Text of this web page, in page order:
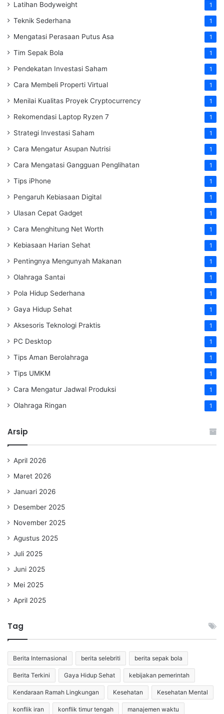
Latihan Bodyweight 1
Teknik Sederhana 1
Mengatasi Perasaan Putus Asa 1
Tim Sepak Bola 1
Pendekatan Investasi Saham 1
Cara Membeli Properti Virtual 1
Menilai Kualitas Proyek Cryptocurrency 1
Rekomendasi Laptop Ryzen 7 1
Strategi Investasi Saham 1
Cara Mengatur Asupan Nutrisi 1
Cara Mengatasi Gangguan Penglihatan 1
Tips iPhone 1
Pengaruh Kebiasaan Digital 1
Ulasan Cepat Gadget 1
Cara Menghitung Net Worth 1
Kebiasaan Harian Sehat 1
Pentingnya Mengunyah Makanan 1
Olahraga Santai 1
Pola Hidup Sederhana 1
Gaya Hidup Sehat 1
Aksesoris Teknologi Praktis 1
PC Desktop 1
Tips Aman Berolahraga 1
Tips UMKM 1
Cara Mengatur Jadwal Produksi 1
Olahraga Ringan 1
Arsip
April 2026
Maret 2026
Januari 2026
Desember 2025
November 2025
Agustus 2025
Juli 2025
Juni 2025
Mei 2025
April 2025
Tag
Berita Internasional berita selebriti berita sepak bola
Berita Terkini Gaya Hidup Sehat kebijakan pemerintah
Kendaraan Ramah Lingkungan Kesehatan Kesehatan Mental
konflik iran konflik timur tengah manajemen waktu